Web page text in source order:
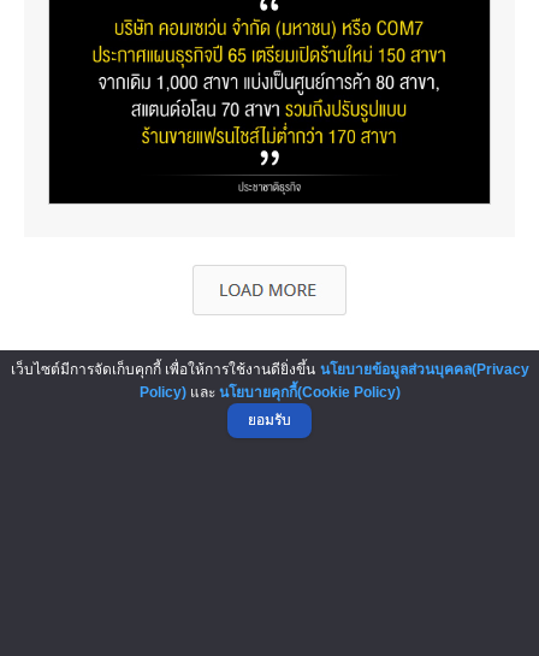
▲ GO TO TOP
เว็บไซต์มีการจัดเก็บคุกกี้ เพื่อให้การใช้งานดียิ่งขึ้น นโยบายข้อมูลส่วนบุคคล(Privacy
Policy)และ นโยบายคุกกี้(Cookie Policy)
ยอมรับ